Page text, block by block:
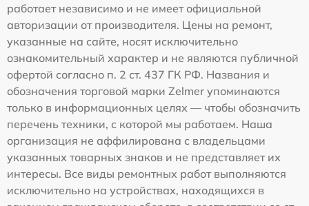
работает независимо и не имеет официальной
авторизации от производителя. Цены на ремонт,
указанные на сайте, носят исключительно
ознакомительный характер и не являются публичной
офертой согласно п. 2 ст. 437 ГК РФ. Названия и
обозначения торговой марки Zelmer упоминаются
только в информационных целях — чтобы обозначить
перечень техники, с которой мы работаем. Наша
организация не аффилирована с владельцами
указанных товарных знаков и не представляет их
интересы. Все виды ремонтных работ выполняются
исключительно на устройствах, находящихся в